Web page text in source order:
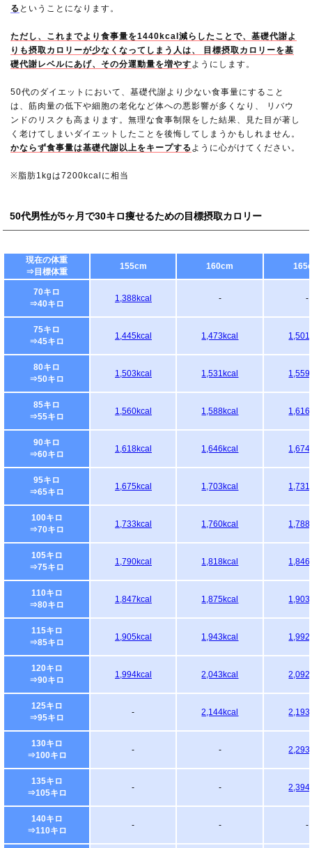
る ということになります。
ただし、これまでより食事量を1440kcal減らしたことで、基礎代謝よ
りも摂取カロリーが少なくなってしまう人は、 目標摂取カロリーを基
礎代謝レベルにあげ、その分運動量を増やすようにします。
50代のダイエットにおいて、基礎代謝より少ない食事量にすること
は、筋肉量の低下や細胞の老化など体への悪影響が多くなり、 リバウ
ンドのリスクも高まります。無理な食事制限をした結果、見た目が著し
く老けてしまいダイエットしたことを後悔してしまうかもしれません。
かならず食事量は基礎代謝以上をキープする ように心がけてください。
※脂肪1kgは7200kcalに相当
50代男性が5ヶ月で30キロ痩せるための目標摂取カロリー
現在の体重
⇒目標体重
155cm 160cm
70キロ
⇒40キロ
1,388kcal - -
75キロ
⇒45キロ
1,445kcal 1,473kcal
80キロ
⇒50キロ
1,503kcal 1,531kcal
85キロ
⇒55キロ
1,560kcal 1,588kcal
90キロ
⇒60キロ
1,618kcal 1,646kcal
95キロ
⇒65キロ
1,675kcal 1,703kcal
100キロ
⇒70キロ
1,733kcal 1,760kcal
105キロ
⇒75キロ
1,790kcal 1,818kcal
110キロ
⇒80キロ
1,847kcal 1,875kcal
115キロ
⇒85キロ
1,905kcal 1,943kcal
120キロ
⇒90キロ
1,994kcal 2,043kcal
125キロ
⇒95キロ
- 2,144kcal
130キロ
⇒100キロ
- -
135キロ
⇒105キロ
- -
140キロ
⇒110キロ
- - -